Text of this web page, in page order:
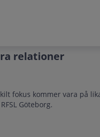
relationer
fokus kommer vara på
Göteborg.